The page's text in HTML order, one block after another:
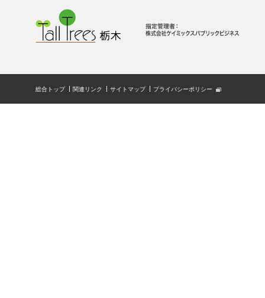
総合トップ 関連リンク サイトマップ プライバシーポリシー